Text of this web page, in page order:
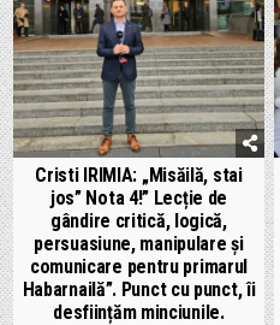
Cristi IRIMIA: „Misăilă, stai
jos” Nota 4!” Lecție de
gândire critică, logică,
persuasiune, manipulare și
comunicare pentru primarul
Habarnailă”. Punct cu punct, îi
desființăm minciunile.